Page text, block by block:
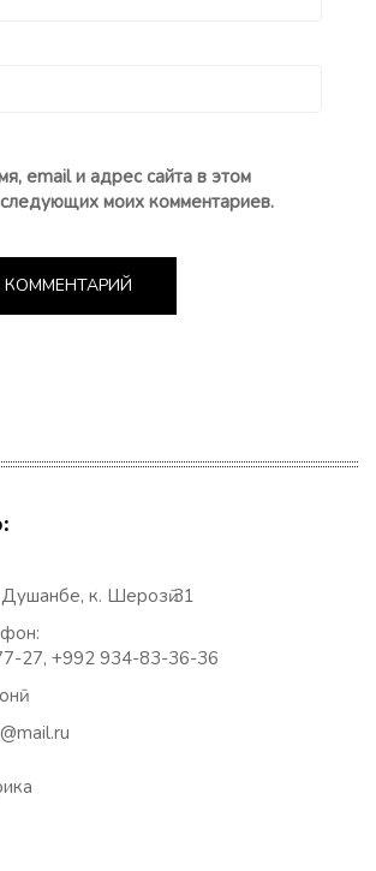
email и адрес сайта в этом
моих комментариев.
к. Шерозӣ 31
27, +992 934-83-36-36